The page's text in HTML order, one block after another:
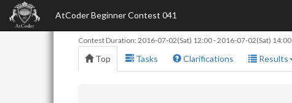
AtCoder Beginner Contest 041
Contest Duration: 2016-07-02(Sat) 12:00-2016-07-02(Sat) 14:00
Top Tasks Clarifications Results